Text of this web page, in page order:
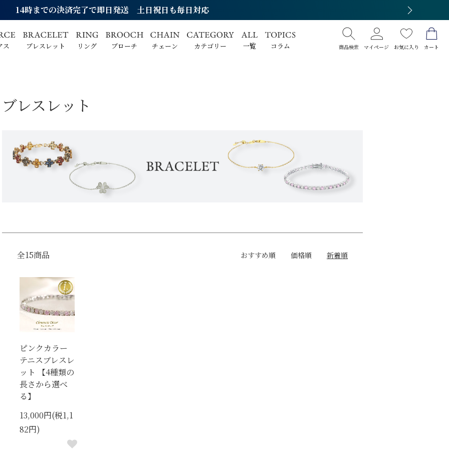
14時までの決済完了で即日発送 土日祝日も毎日対応
商品検索 マイページ お気に入り カート
ス ブレスレット リング ブローチ チェーン カテゴリー 一覧 コラム
ブレスレット
全15商品 おすすめ順 価格順 新着順
ピンクカラー
テニスブレスレ
ット 【4種類の
長さから選べ
る】
13,000円(税1,1
82円)